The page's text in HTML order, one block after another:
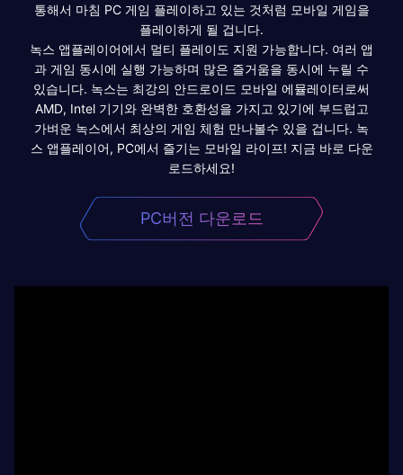
통해서 마침 PC 게임 플레이하고 있는 것처럼 모바일 게임을
플레이하게 될 겁니다.
녹스 앱플레이어에서 멀티 플레이도 지원 가능합니다. 여러 앱
과 게임 동시에 실행 가능하며 많은 즐거움을 동시에 누릴 수
있습니다. 녹스는 최강의 안드로이드 모바일 에뮬레이터로써
AMD, Intel 기기와 완벽한 호환성을 가지고 있기에 부드럽고
가벼운 녹스에서 최상의 게임 체험 만나볼수 있을 겁니다. 녹
스 앱플레이어, PC에서 즐기는 모바일 라이프! 지금 바로 다운
로드하세요!
PC버전 다운로드